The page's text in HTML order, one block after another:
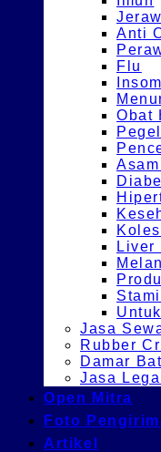
Anti
Flu
Obat
Liver
Jasa
Rubber
Damar
Jasa
Open Mitra
Foto
Artikel